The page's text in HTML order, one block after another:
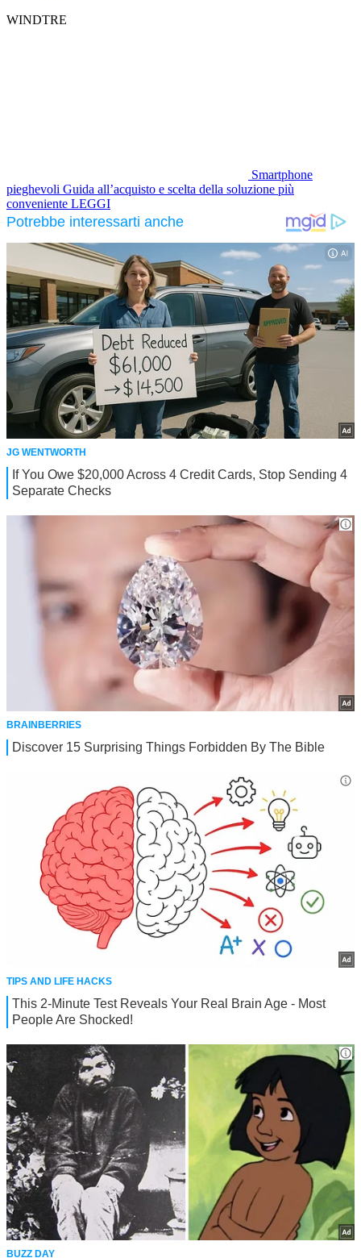
WINDTRE
Smartphone
pieghevoli Guida all’acquisto e scelta della soluzione più
conveniente LEGGI